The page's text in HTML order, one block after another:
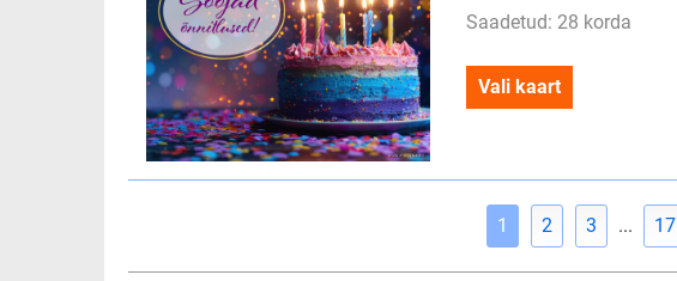
Saadetud: 28 korda
Vali kaart
1 2 3 ... 17